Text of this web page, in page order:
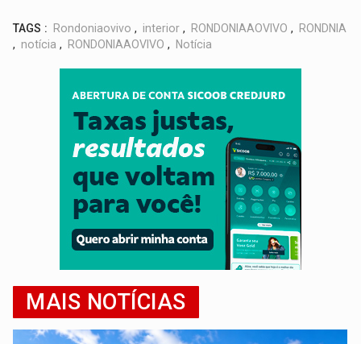
TAGS : Rondoniaovivo , interior , RONDONIAAOVIVO ,
RONDNIA
, notícia , RONDONIAAOVIVO , Notícia
MAIS NOTÍCIAS